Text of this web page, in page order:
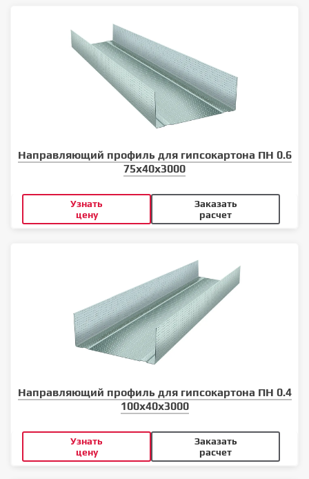
Направляющий профиль для гипсокартона ПН 0.6
75x40x3000
Узнать
цену
Заказать
расчет
Направляющий профиль для гипсокартона ПН 0.4
100x40x3000
Узнать
цену
Заказать
расчет